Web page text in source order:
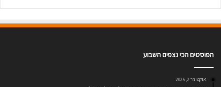
הפוסטים הכי נצפים השבוע
אוקטובר 2, 2025